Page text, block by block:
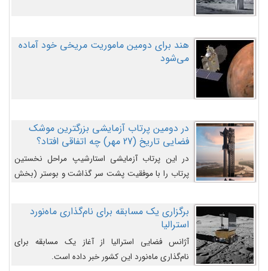
هند برای دومین ماموریت مریخی خود آماده
می‌شود
در دومین پرتاب آزمایشی بزرگترین موشک
فضایی تاریخ (27 مهر‌) چه اتفاقی افتاد؟
در این پرتاب آزمایشی استارشیپ مراحل نخستین
پرتاب را با موفقیت پشت سر گذاشت و بوستر (بخش
را وارد مسیر از پیش تعیین‌شده کند و سپس با یک
مکانیزم جدید با موفقیت از آن جدا شود. ‌
برگزاری یک مسابقه برای نام‌گذاری ماه‌نورد
استرالیا
آژانس فضایی استرالیا از آغاز یک مسابقه برای
نام‌گذاری ماه‌نورد این کشور خبر داده است.